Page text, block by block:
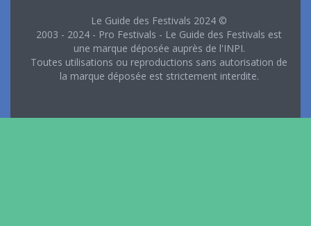
Le Guide des Festivals 2024 ©
2003 - 2024 - Pro Festivals - Le Guide des Festivals est
une marque déposée auprès de l'INPI.
Toutes utilisations ou reproductions sans autorisation de
la marque déposée est strictement interdite.